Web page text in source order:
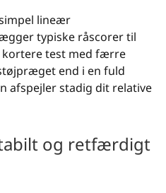
lineær
typiske råscorer til
kortere test med færre
end i en fuld
afspejler stadig dit relative
og retfærdigt